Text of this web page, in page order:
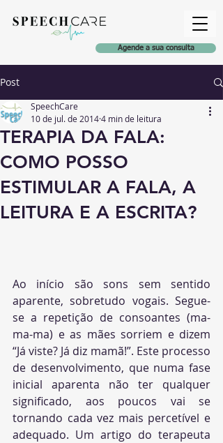
Agende a sua consulta
Post
TERAPIA DA FALA:
COMO POSSO
ESTIMULAR A FALA, A
LEITURA E A ESCRITA?
SpeechCare
10 de jul. de 20144 min de leitura
Ao início são sons sem sentido
aparente, sobretudo vogais. Segue-
se a repetição de consoantes (ma-
ma-ma) e as mães sorriem e dizem
“Já viste? Já diz mamã!”. Este processo
de desenvolvimento, que numa fase
inicial aparenta não ter qualquer
significado, aos poucos vai se
tornando cada vez mais percetível e
adequado. Um artigo do terapeuta